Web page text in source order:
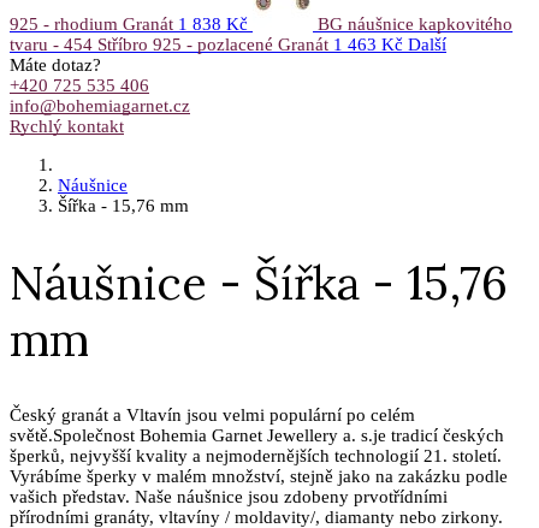
925 - rhodium Granát 1 838 Kč
BG náušnice kapkovitého
tvaru - 454 Stříbro 925 - pozlacené Granát 1 463 Kč Další
Máte dotaz?
+420 725 535 406
info@bohemiagarnet.cz
Rychlý kontakt
Náušnice
Šířka - 15,76 mm
Náušnice - Šířka - 15,76
mm
Český granát a Vltavín jsou velmi populární po celém
světě.Společnost Bohemia Garnet Jewellery a. s.je tradicí českých
šperků, nejvyšší kvality a nejmodernějších technologií 21. století.
Vyrábíme šperky v malém množství, stejně jako na zakázku podle
vašich představ. Naše náušnice jsou zdobeny prvotřídními
přírodními granáty, vltavíny / moldavity/, diamanty nebo zirkony.